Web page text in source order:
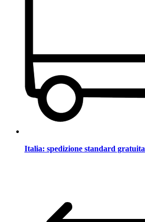
Italia: spedizione standard gratuita